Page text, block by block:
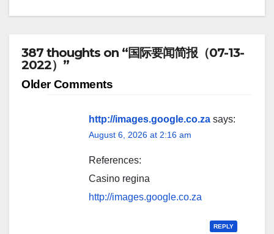
387 thoughts on “国际要闻简报（07-13-
2022）”
Comment
Older Comments
http://images.google.co.za says:
August 6, 2026 at 2:16 am
References:
Casino regina
http://images.google.co.za
REPLY